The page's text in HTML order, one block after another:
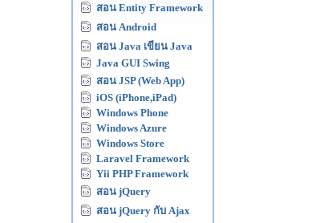
สอน Entity Framework
สอน Android
สอน Java เขียน Java
Java GUI Swing
สอน JSP (Web App)
iOS (iPhone,iPad)
Windows Phone
Windows Azure
Windows Store
Laravel Framework
Yii PHP Framework
สอน jQuery
สอน jQuery กับ Ajax